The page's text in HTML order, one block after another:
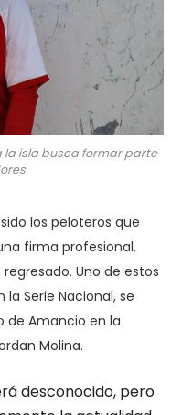
la isla busca formar parte
los peloteros que
firma profesional,
Uno de estos
Serie Nacional, se
de Amancio en la
Molina.
desconocido, pero